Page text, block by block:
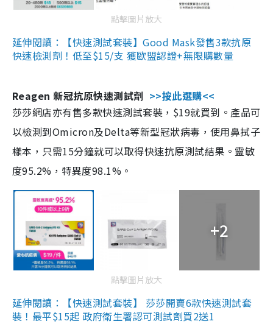
點擊圖片放大
延伸閱讀：【快速測試套裝】Good Mask發售3款抗原
快速檢測劑！低至$15/支 獲歐盟認證+無限購數量
Reagen 新冠抗原快速測試劑 >>按此選購<<
莎莎網店亦有售多款快速測試套裝，$19就買到。產品可
以檢測到Omicron及Delta等新型冠狀病毒，使用鼻拭子
樣本，只需15分鐘就可以取得快速抗原測試結果。靈敏
度95.2%，特異度98.1%。
+2
點擊圖片放大
延伸閱讀：【快速測試套裝】 莎莎開賣6款快速測試套
裝！最平$15起 政府衛生署認可測試劑買2送1